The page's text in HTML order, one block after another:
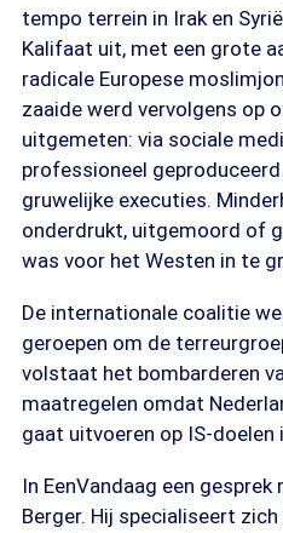
tempo terrein in Irak en
Kalifaat uit, met een grote
radicale Europese
zaaide werd vervolgens op
uitgemeten: via sociale
professioneel
gruwelijke executies.
onderdrukt, uitgemoord of
was voor het Westen in te
De internationale coalitie
geroepen om de
volstaat het bombarderen
maatregelen omdat
gaat uitvoeren op IS-doelen
In EenVandaag een
Berger. Hij specialiseert